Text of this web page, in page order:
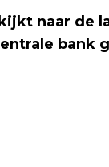
kijkt naar de
bank